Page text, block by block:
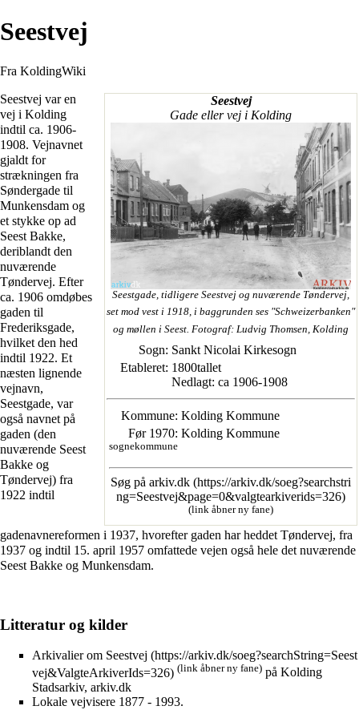
Seestvej
Fra KoldingWiki
Seestvej
Gade eller vej i Kolding
Seestgade , tidligere Seestvej og nuværende Tøndervej
set mod vest i 1918, i baggrunden ses "Schweizerbanken"
og møllen i Seest . Fotograf: Ludvig Thomsen , Kolding
Sogn: Sankt Nicolai Kirkesogn
Etableret: 1800tallet
Nedlagt: ca 1906-1908
Kommune: Kolding Kommune
Før 1970:
sognekommune
Kolding Kommune
Søg på arkiv.dk
(link åbner ny fane)
Seestvej var en
vej i Kolding
indtil ca. 1906-
1908. Vejnavnet
gjaldt for
strækningen fra
Søndergade til
Munkensdam og
et stykke op ad
Seest Bakke,
deriblandt den
nuværende
Tøndervej. Efter
ca. 1906 omdøbes
gaden til
Frederiksgade,
hvilket den hed
indtil 1922. Et
næsten lignende
vejnavn,
Seestgade, var
også navnet på
gaden (den
nuværende Seest
Bakke og
Tøndervej) fra
1922 indtil
gadenavnereformen i 1937, hvorefter gaden har heddet Tøndervej, fra
1937 og indtil 15. april 1957 omfattede vejen også hele det nuværende
Seest Bakke og Munkensdam.
Litteratur og kilder
Arkivalier om Seestvej
(link åbner ny fane) på Kolding
Stadsarkiv, arkiv.dk
Lokale vejvisere 1877 - 1993.